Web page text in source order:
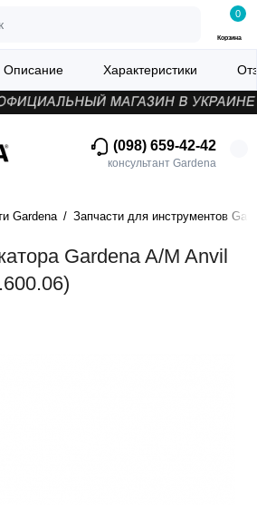
(098) 659-42-42
консультант Gardena
0
Корзина
Gardena Запчасти для инструментов
Gardena A/M Anvil
Описание Характеристики